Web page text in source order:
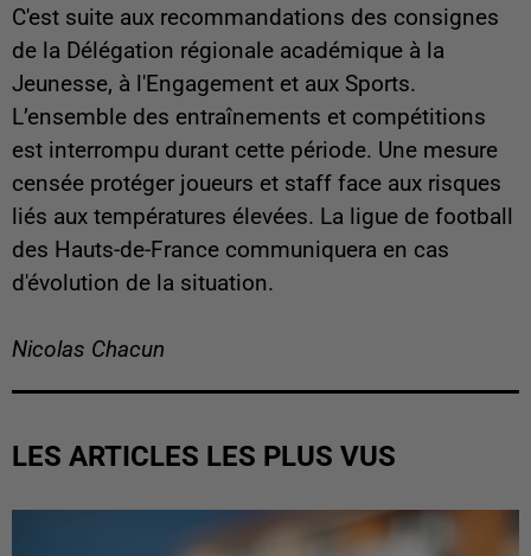
C'est suite aux recommandations des consignes
de la Délégation régionale académique à la
Jeunesse, à l'Engagement et aux Sports.
L’ensemble des entraînements et compétitions
est interrompu durant cette période. Une mesure
censée protéger joueurs et staff face aux risques
liés aux températures élevées. La ligue de football
des Hauts-de-France communiquera en cas
d'évolution de la situation.
Nicolas Chacun
LES ARTICLES LES PLUS VUS